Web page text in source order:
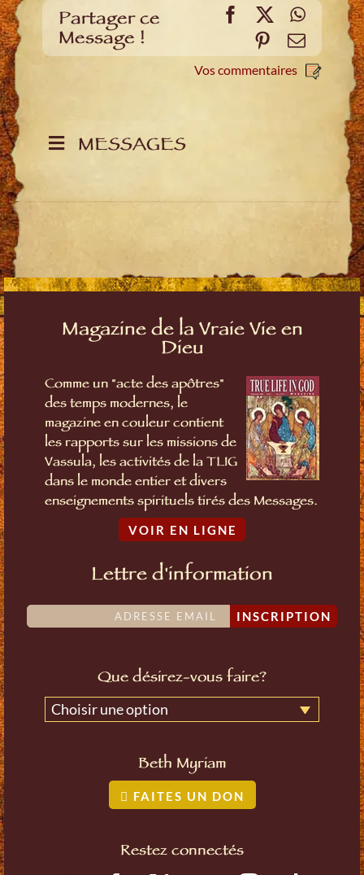
Partager ce
Message !
Facebook
X
Pinterest
E-
mail
Vos commentaires
MESSAGES
Magazine de la Vraie Vie en
Dieu
Comme un "acte des apôtres"
des temps modernes, le
magazine en couleur contient
les rapports sur les missions de
Vassula, les activités de la TLIG
dans le monde entier et divers
enseignements spirituels tirés des Messages.
VOIR EN LIGNE
Lettre d'information
INSCRIPTION
Que désirez-vous faire?
Choisir une option
Beth Myriam
FAITES UN DON
Restez connectés